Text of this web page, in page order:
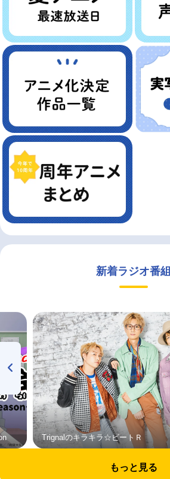
新着ラジオ番組
Trignalのキラキラ☆ビートＲ
もっと見る